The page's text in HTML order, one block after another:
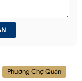
Phường Chợ Quán